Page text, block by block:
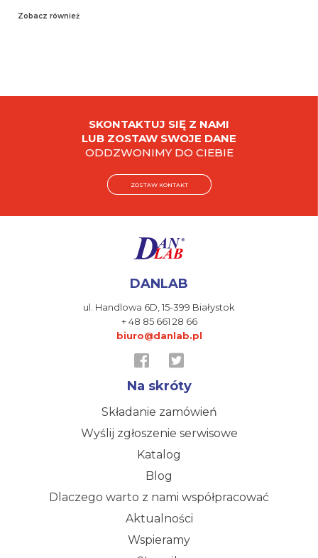
Zobacz również
SKONTAKTUJ SIĘ Z NAMI
LUB ZOSTAW SWOJE DANE
ODDZWONIMY DO CIEBIE
ZOSTAW KONTAKT
DANLAB
ul. Handlowa 6D,15-399 Białystok
+ 48 85 661 28 66
biuro@danlab.pl
Na skróty
Składanie zamówień
Wyślij zgłoszenie serwisowe
Katalog
Blog
Dlaczego warto z nami współpracować
Aktualności
Wspieramy